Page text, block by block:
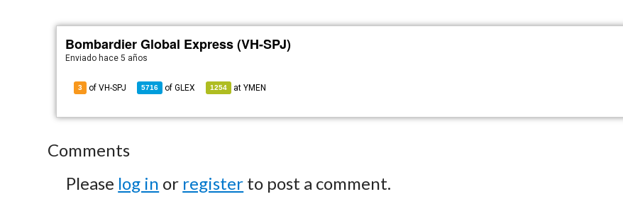
Bombardier Global Express (VH-SPJ)
Enviado hace 5 años
3 of VH-SPJ 5716 ofGLEX 1254 atYMEN
Comments
Please log in or register to post a comment.